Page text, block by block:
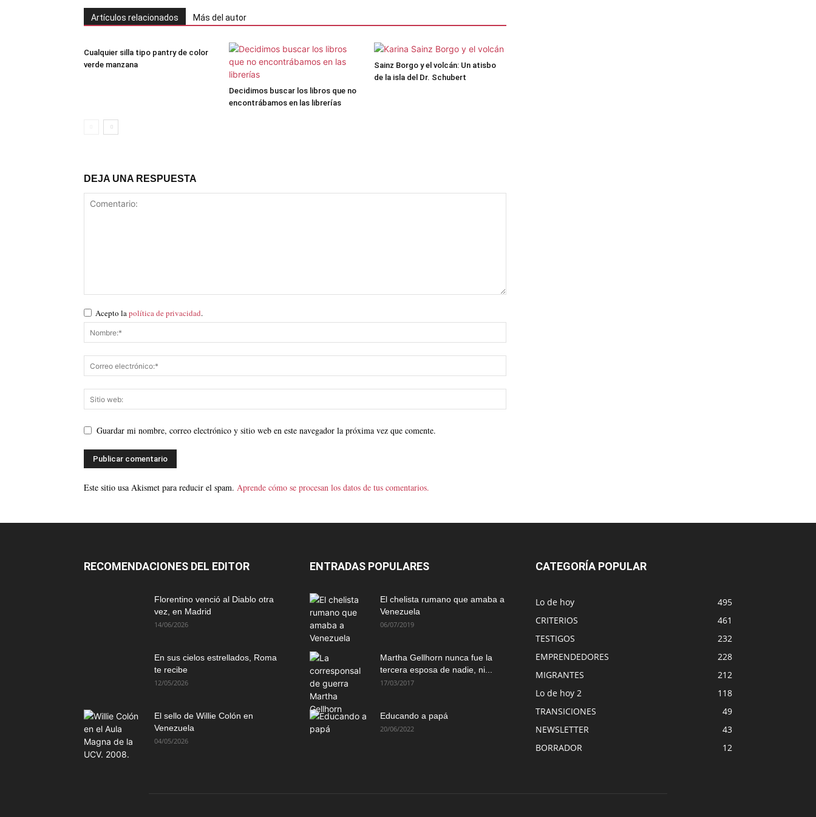
Artículos relacionados Más del autor
Cualquier silla tipo pantry de color
verde manzana
Decidimos buscar los libros que no
encontrábamos en las librerías
Sainz Borgo y el volcán: Un atisbo
de la isla del Dr. Schubert
DEJA UNA RESPUESTA
Acepto lapolítica de privacidad.
Guardar mi nombre, correo electrónico y sitio web en este navegador la próxima vez que comente.
Este sitio usa Akismet para reducir el spam. Aprende cómo se procesan los datos de tus comentarios.
RECOMENDACIONES DEL EDITOR
Florentino venció al Diablo otra
vez, en Madrid
14/06/2026
En sus cielos estrellados, Roma
te recibe
12/05/2026
El sello de Willie Colón en
Venezuela
04/05/2026
ENTRADAS POPULARES
El chelista rumano que amaba a
Venezuela
06/07/2019
Martha Gellhorn nunca fue la
tercera esposa de nadie, ni...
17/03/2017
Educando a papá
20/06/2022
CATEGORÍA POPULAR
Lo de hoy
495
CRITERIOS
461
TESTIGOS
232
EMPRENDEDORES
228
MIGRANTES
212
Lo de hoy 2
118
TRANSICIONES
49
NEWSLETTER
43
BORRADOR
12